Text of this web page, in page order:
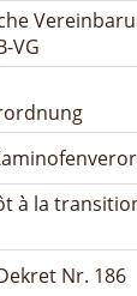
VG
à la
Nr. 186